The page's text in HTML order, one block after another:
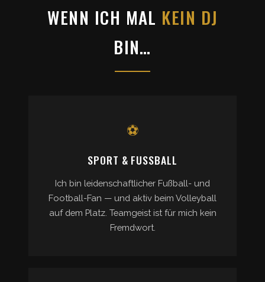
WENN ICH MAL KEIN DJ
BIN…
⚽
SPORT & FUSSBALL
Ich bin leidenschaftlicher Fußball- und
Football-Fan — und aktiv beim Volleyball
auf dem Platz. Teamgeist ist für mich kein
Fremdwort.